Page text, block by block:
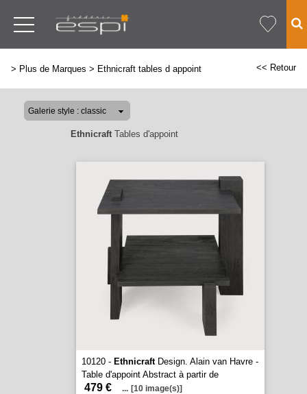
> Plus de Marques > Ethnicraft tables d appoint << Retour
EthnicraftTables d'appoint
10120 - EthnicraftDesign. Alain van Havre -
Table d'appoint Abstract à partir de
479 € ... [10 image(s)]